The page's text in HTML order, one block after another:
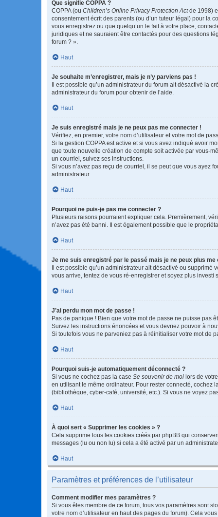
Que signifie COPPA ?
COPPA (ou Children’s Online Privacy Protection Actde 1998)
consentement écrit des parents (ou d’un tuteur légal) pour la
vous enregistrez ou que quelqu’un le fait à votre place,
juridiques et ne sauraient être contactés pour des questions
forum ? ».
Haut
Je souhaite m’enregistrer, mais je n’y parviens pas !
Il est possible qu’un administrateur du forum ait désactivé la
administrateur du forum pour obtenir de l’aide.
Haut
Je suis enregistré mais je ne peux pas me connecter !
Vérifiez, en premier, votre nom d’utilisateur et votre mot de
Si la gestion COPPA est active et si vous avez indiqué avoir
que toute nouvelle création de compte soit activée par vous-
un courriel, suivez ses instructions.
Si vous n’avez pas reçu de courriel, il se peut que vous ayez
administrateur.
Haut
Pourquoi ne puis-je pas me connecter ?
Plusieurs raisons pourraient expliquer cela. Premièrement,
n’avez pas été banni. Il est également possible que le
Haut
Je me suis enregistré par le passé mais je ne peux plus me
Il est possible qu’un administrateur ait désactivé ou
vous arrive, tentez de vous ré-enregistrer et soyez plus investi
Haut
J’ai perdu mon mot de passe !
Pas de panique ! Bien que votre mot de passe ne puisse pas
Suivez les instructions énoncées et vous devriez pouvoir à
Si toutefois vous ne parveniez pas à réinitialiser votre mot de
Haut
Pourquoi suis-je automatiquement déconnecté ?
Si vous ne cochez pas la case Se souvenir de moi lors de
en utilisant le même ordinateur. Pour rester connecté, cochez
(bibliothèque, cyber-café, université, etc.). Si vous ne voyez
Haut
À quoi sert « Supprimer les cookies » ?
Cela supprime tous les cookies créés par phpBB qui
messages (lu ou non lu) si cela a été activé par un
Haut
Paramètres et préférences de l’utilisateur
Comment modifier mes paramètres ?
Si vous êtes membre de ce forum, tous vos paramètres sont
votre nom d’utilisateur en haut des pages du forum). Cela